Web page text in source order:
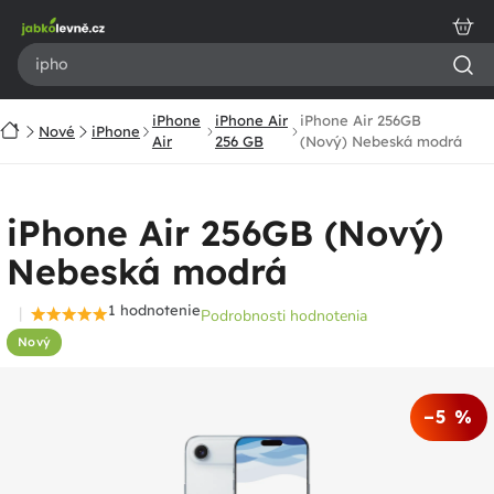
obsah
Domov
Nové iPhone
iPhone
Air
iPhone Air
256 GB
iPhone Air 256GB
(Nový) Nebeská modrá
iPhone Air 256GB (Nový)
Nebeská modrá
Nový
Priemerné
1 hodnoteniePodrobnosti hodnotenia
–5 %